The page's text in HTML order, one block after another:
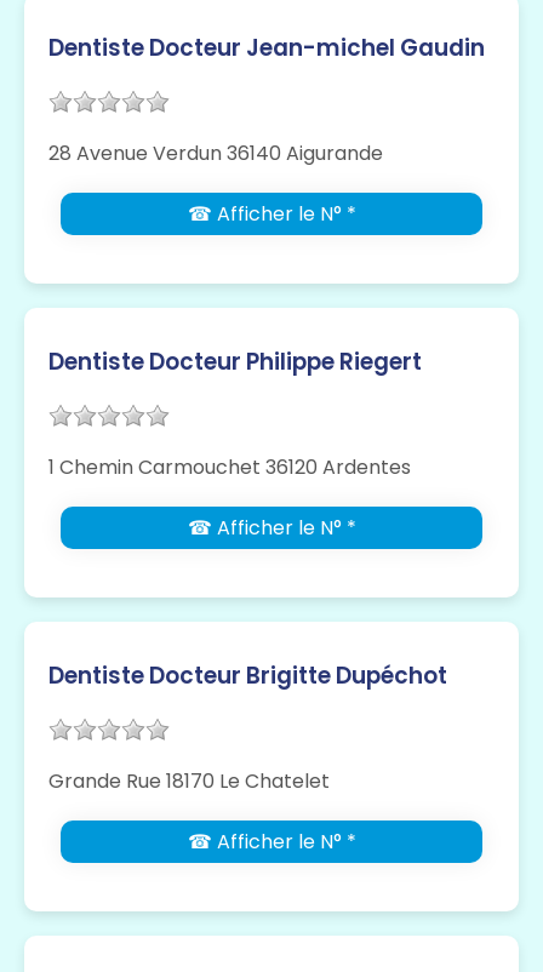
Dentiste Docteur Jean-michel Gaudin
28 Avenue Verdun 36140 Aigurande
☎ Afficher le N° *
Dentiste Docteur Philippe Riegert
1 Chemin Carmouchet 36120 Ardentes
☎ Afficher le N° *
Dentiste Docteur Brigitte Dupéchot
Grande Rue 18170 Le Chatelet
☎ Afficher le N° *